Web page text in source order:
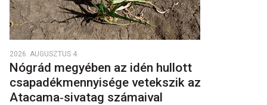
2026. AUGUSZTUS 4.
Nógrád megyében az idén hullott
csapadékmennyisége vetekszik az
Atacama‑sivatag számaival